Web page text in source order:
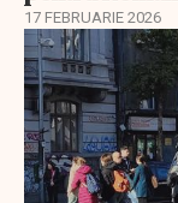
17 FEBRUARIE 2026